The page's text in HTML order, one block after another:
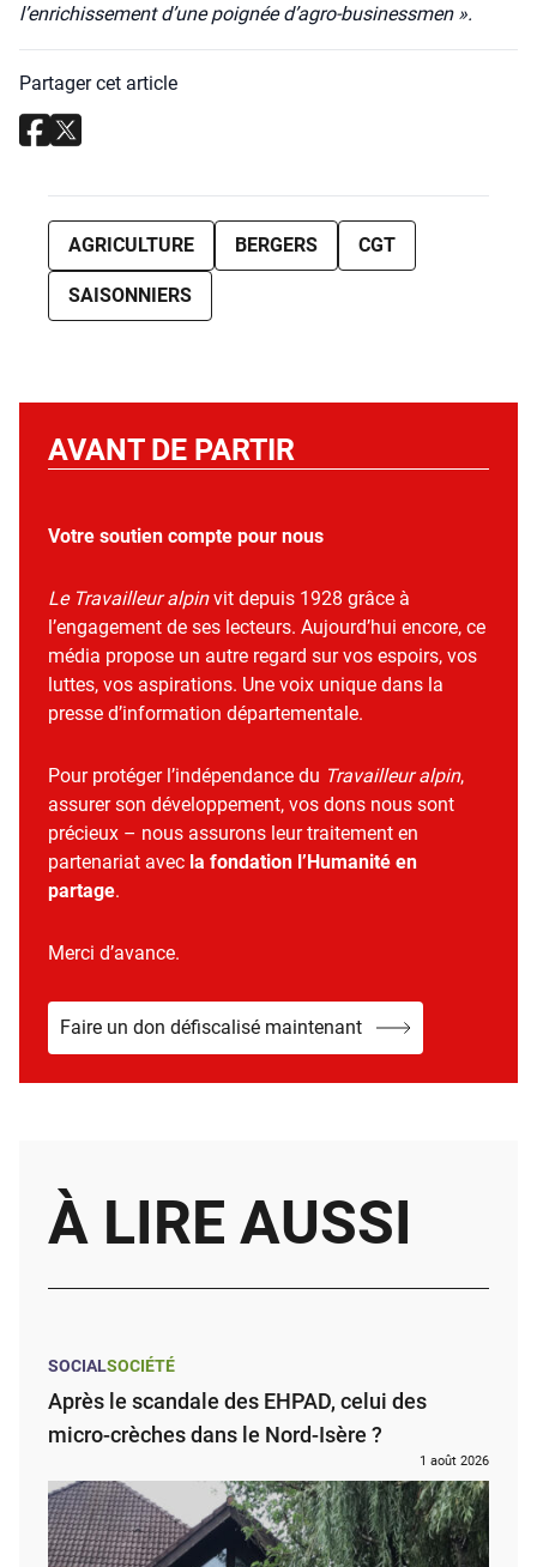
l’enrichissement d’une poi­gnée d’agro-businessmen ».
Partager cet article
AGRICULTURE BERGERS CGT
SAISONNIERS
AVANT DE PARTIR
Votre soutien compte pour nous
Le Travailleur alpinvit depuis 1928 grâce à
l’engagement de ses lecteurs. Aujourd’hui encore, ce
média propose un autre regard sur vos espoirs, vos
luttes, vos aspirations. Une voix unique dans la
presse d’information départementale.
Pour protéger l’indépendance du Travailleur alpin,
assurer son développement, vos dons nous sont
précieux – nous assurons leur traitement en
partenariat avec la fondation l’Humanité en
partage.
Merci d’avance.
Faire un don défiscalisé maintenant
À LIRE AUSSI
SOCIALSOCIÉTÉ
Après le scandale des EHPAD, celui des
micro-crèches dans le Nord-Isère ?
1 août 2026